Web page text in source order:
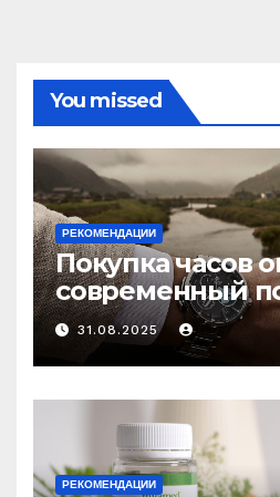
You missed
РЕКОМЕНДАЦИИ
Покупка часов
современный
выбору
31.08.2025
РЕКОМЕНДАЦИИ